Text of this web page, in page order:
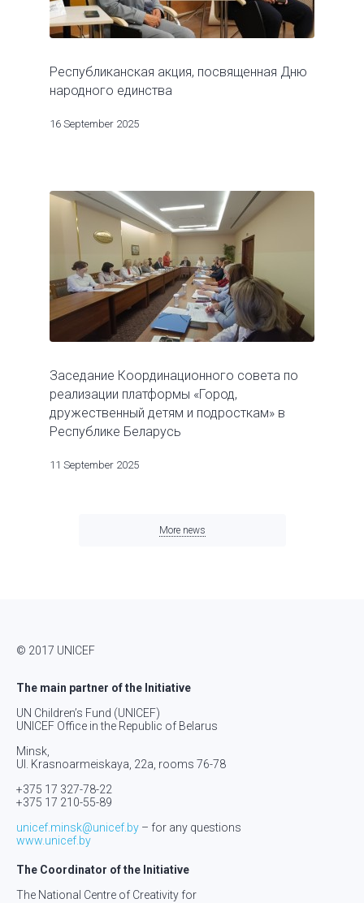
Республиканская акция, посвященная Дню
народного единства
16 September 2025
Заседание Координационного совета по
реализации платформы «Город,
дружественный детям и подросткам» в
Республике Беларусь
11 September 2025
More news
© 2017 UNICEF
The main partner of the Initiative
UN Children’s Fund (UNICEF)
UNICEF Office in the Republic of Belarus
Minsk,
Ul. Krasnoarmeiskaya, 22а, rooms 76-78
+375 17 327-78-22
+375 17 210-55-89
unicef.minsk@unicef.by – for any questions
www.unicef.by
The Coordinator of the Initiative
The National Centre of Creativity for